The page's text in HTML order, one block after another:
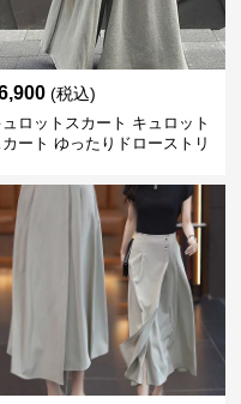
(税込)
ュロットスカート キュロット
カート ゆったりドローストリ